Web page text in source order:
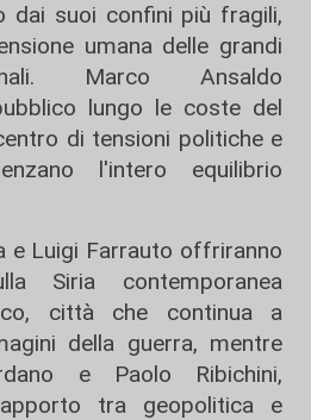
dai suoi confini più fragili,
umana delle grandi
Marco Ansaldo
lungo le coste del
di tensioni politiche e
l'intero equilibrio
e Luigi Farrauto offriranno
Siria contemporanea
città che continua a
della guerra, mentre
e Paolo Ribichini,
tra geopolitica e